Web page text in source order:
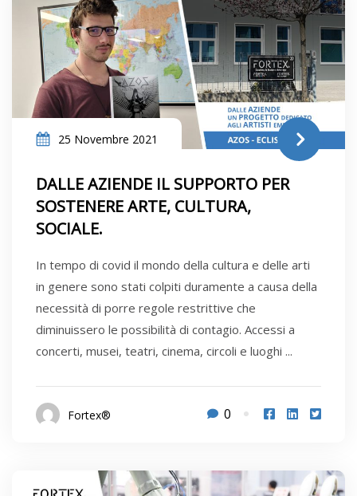
25 Novembre 2021
DALLE AZIENDE IL SUPPORTO PER
SOSTENERE ARTE, CULTURA,
SOCIALE.
In tempo di covid il mondo della cultura e delle arti
in genere sono stati colpiti duramente a causa della
necessità di porre regole restrittive che
diminuissero le possibilità di contagio. Accessi a
concerti, musei, teatri, cinema, circoli e luoghi ...
Fortex® 0